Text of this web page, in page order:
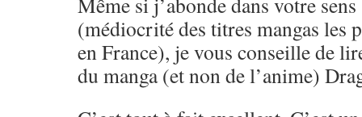
(médiocrité des titres mangas les
en France), je vous conseille de
du manga (et non de l’anime)